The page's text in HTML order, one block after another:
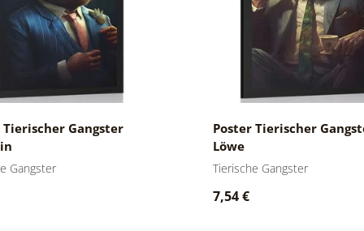
Tierischer Gangster
Gangster
Poster Tierischer
Löwe
Tierische Gangster
7,54 €